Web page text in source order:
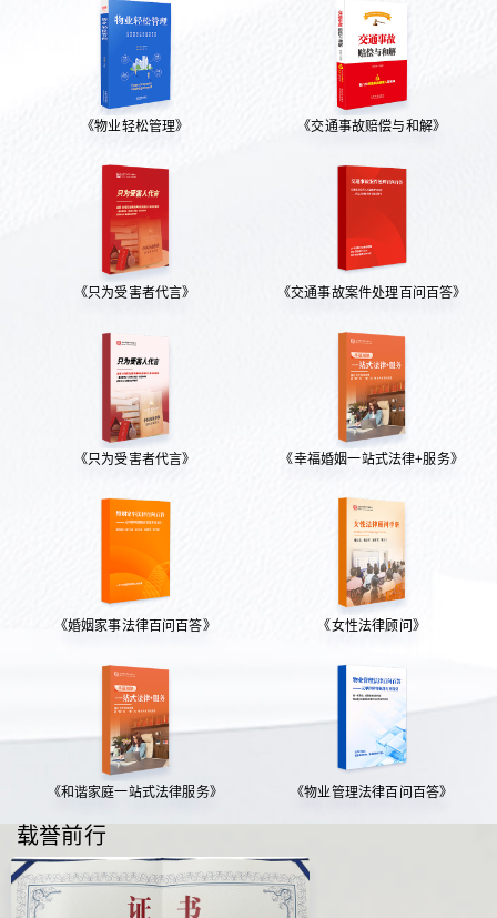
《物业轻松管理》 《交通事故赔偿与和解》
《只为受害者代言》 《交通事故案件处理百问百答》
《只为受害者代言》 《幸福婚姻一站式法律+服务》
《婚姻家事法律百问百答》 《女性法律顾问》
《和谐家庭一站式法律服务》 《物业管理法律百问百答》
载誉前行